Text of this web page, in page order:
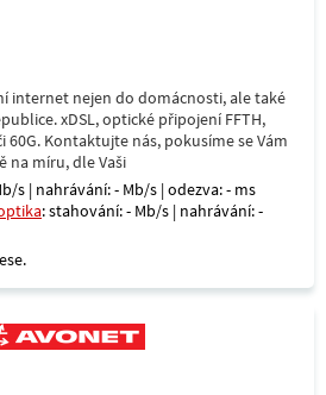
internet nejen do domácnosti, ale také
xDSL, optické připojení FFTH,
60G. Kontaktujte nás, pokusíme se Vám
na míru, dle Vaši
s | nahrávání: - Mb/s | odezva: - ms
: stahování: - Mb/s | nahrávání: -